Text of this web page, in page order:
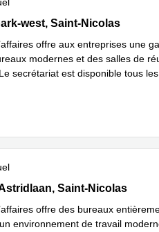
West 75, Saint-Nicolas
west, Saint-Nicolas
offre aux entreprises une
modernes et des salles de
secrétariat est disponible tous
35, Saint-Nicolas
Saint-Nicolas
offre des bureaux
environnement de travail